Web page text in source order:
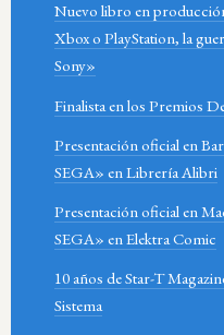
Nuevo libro en
Xbox o PlayStation, la
Sony»
Finalista en los Premios
Presentación oficial en
SEGA» en Librería Alibri
Presentación oficial en
SEGA» en Elektra Comic
10 años de Star-T
Sistema